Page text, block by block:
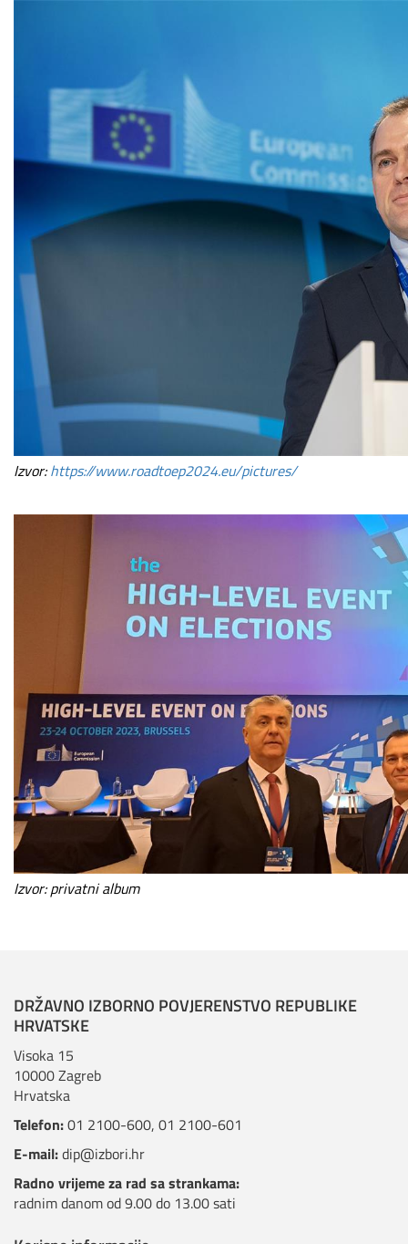
Izvor:https://www.roadtoep2024.eu/pictures/
Izvor: privatni album
DRŽAVNO IZBORNO POVJERENSTVO REPUBLIKE
HRVATSKE
Visoka 15
10000 Zagreb
Hrvatska
Telefon:01 2100-600, 01 2100-601
E-mail:dip@izbori.hr
Radno vrijeme za rad sa strankama:
radnim danom od 9.00 do 13.00 sati